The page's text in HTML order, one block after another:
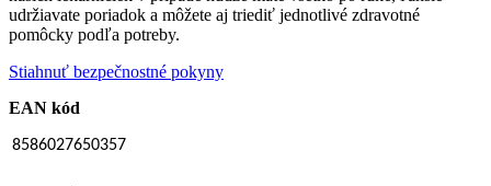
udržiavate poriadok a môžete aj triediť jednotlivé zdravotné
pomôcky podľa potreby.
Stiahnuť bezpečnostné pokyny
EAN kód
8586027650357